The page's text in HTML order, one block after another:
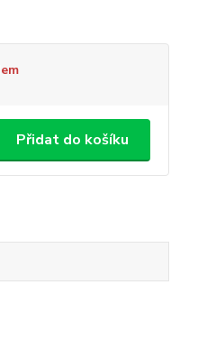
Přidat do košíku